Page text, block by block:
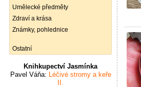
Umělecké předměty
Zdraví a krása
Známky, pohlednice
Ostatní
Knihkupectví Jasmínka
Pavel Váňa: Léčivé stromy a keře
II.